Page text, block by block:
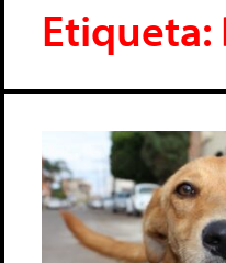
Etiqueta: